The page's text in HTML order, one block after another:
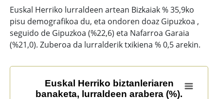
Euskal Herriko lurraldeen artean Bizkaiak % 35,9ko
pisu demografikoa du, eta ondoren doaz Gipuzkoa ,
seguido de Gipuzkoa (%22,6) eta Nafarroa Garaia
(%21,0). Zuberoa da lurralderik txikiena % 0,5 arekin.
Euskal Herriko biztanleriaren banaketa, lurraldeen
Euskal Herriko biztanleriaren
banaketa, lurraldeen arabera (%).